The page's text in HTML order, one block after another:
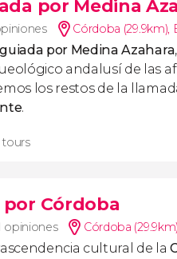
por Medina
Córdoba (29.9km),
por Medina Azahara
andalusí de las
los restos de la
.
tours
Córdoba
opiniones Córdoba (29.9km)
cultural de la